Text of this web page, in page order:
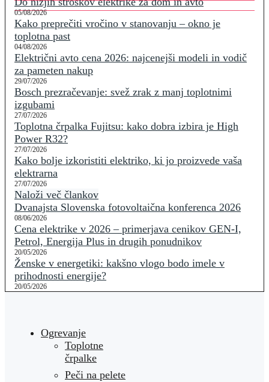
05/08/2026
Kako preprečiti vročino v stanovanju – okno je
toplotna past
04/08/2026
Električni avto cena 2026: najcenejši modeli in vodič
za pameten nakup
29/07/2026
Bosch prezračevanje: svež zrak z manj toplotnimi
izgubami
27/07/2026
Toplotna črpalka Fujitsu: kako dobra izbira je High
Power R32?
27/07/2026
Kako bolje izkoristiti elektriko, ki jo proizvede vaša
elektrarna
27/07/2026
Naloži več člankov
Dvanajsta Slovenska fotovoltaična konferenca 2026
08/06/2026
Cena elektrike v 2026 – primerjava cenikov GEN-I,
Petrol, Energija Plus in drugih ponudnikov
20/05/2026
Ženske v energetiki: kakšno vlogo bodo imele v
prihodnosti energije?
20/05/2026
Ogrevanje
Toplotne
črpalke
Peči na pelete